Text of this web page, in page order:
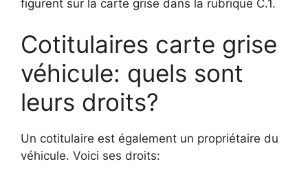
figurent sur la carte grise dans la rubrique C.1.
Cotitulaires carte grise
véhicule: quels sont
leurs droits?
Un cotitulaire est également un propriétaire du
véhicule. Voici ses droits: